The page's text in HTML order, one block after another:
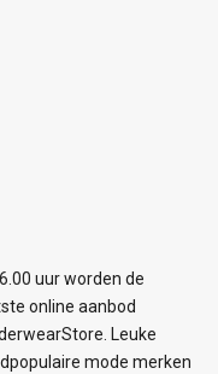
uur worden de
online aanbod
Leuke
mode merken